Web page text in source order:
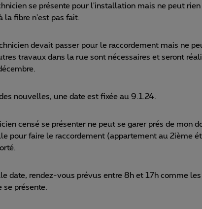
se présente pour l'installation mais ne peut
la fibre n'est pas fait.
devait passer pour le raccordement mais ne
travaux dans la rue sont nécessaires et seront
nouvelles, une date est fixée au 9.1.24.
censé se présenter ne peut se garer prés de mon
pour faire le raccordement (appartement au 2ième
date, rendez-vous prévus entre 8h et 17h comme
se présente.